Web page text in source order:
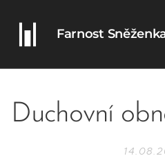
Farnost
Duchovní